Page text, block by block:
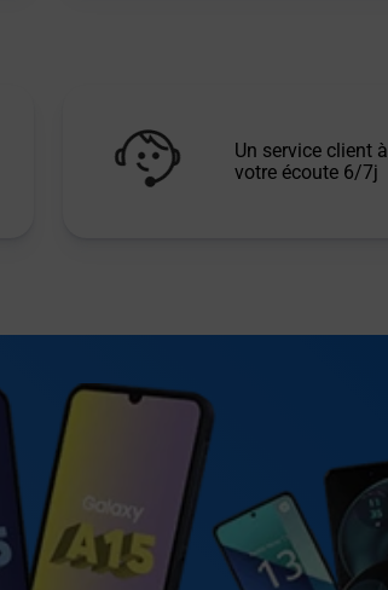
Un service client à
votre écoute 6/7j